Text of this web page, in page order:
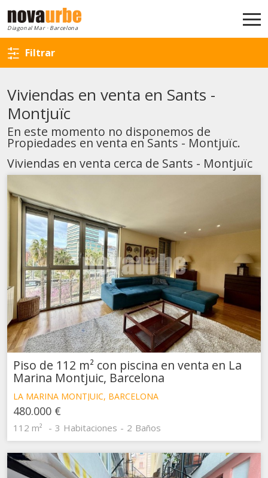
Diagonal Mar · Barcelona
Filtrar
Viviendas en venta en Sants -
Montjuïc
En este momento no disponemos de
Propiedades en venta en Sants - Montjuïc.
Viviendas en venta cerca de Sants - Montjuïc
Piso de 112 m² con piscina en venta en La
Marina Montjuic, Barcelona
LA MARINA MONTJUIC, BARCELONA
480.000 €
112 m² 3 Habitaciones 2 Baños